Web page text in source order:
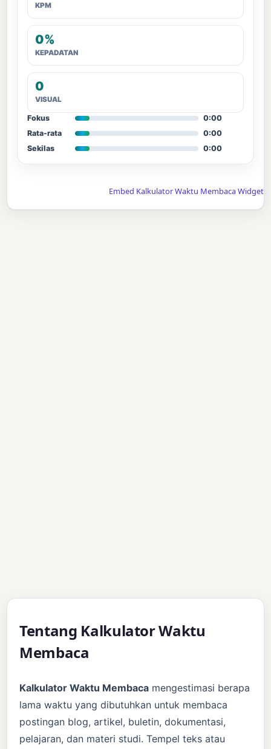
KPM
0%
KEPADATAN
0
VISUAL
Fokus
0:00
Rata-rata
0:00
Sekilas
0:00
Embed Kalkulator Waktu Membaca Widget
Tentang Kalkulator Waktu
Membaca
Kalkulator Waktu Membaca mengestimasi berapa
lama waktu yang dibutuhkan untuk membaca
postingan blog, artikel, buletin, dokumentasi,
pelajaran, dan materi studi. Tempel teks atau